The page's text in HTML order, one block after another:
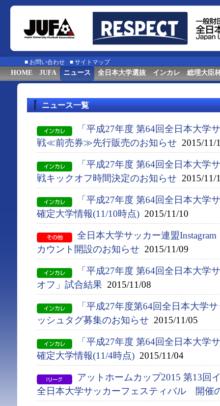
■ お問い合わせ ■ サイトマップ
HOME JUFA ニュース 全日本大学選抜 インカレ 総理大臣
ニュース一覧
「平成27年度 第64回全日本大学
戦≪前売券≫先行販売のお知らせ 2015/11/
「平成27年度 第64回全日本大学
戦キックオフ時間決定のお知らせ 2015/11/
「平成27年度 第64回全日本大学
確定大学情報(11/10時点) 2015/11/10
全日本大学サッカー連盟
カウント開設のお知らせ 2015/11/09
「平成27年度 第64回全日本大学
オフ」試合結果 2015/11/08
「平成27年度第64回全日本大学
ッシュタグ募集のお知らせ 2015/11/05
「平成27年度 第64回全日本大学
確定大学情報(11/4時点) 2015/11/04
アットホームカップ2015 第13回
全日本大学サッカーフェスティバル 開催